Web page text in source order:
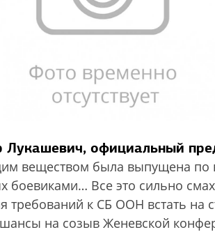
Лукашевич, официальный
веществом была выпущена по
боевиками… Все это сильно
требований к СБ ООН встать на
на созыв Женевской